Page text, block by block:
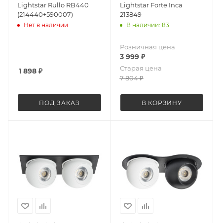
Lightstar Rullo RB440
(214440+590007)
Нет в наличии
1 898 ₽
ПОД ЗАКАЗ
Lightstar Forte Inca
213849
В наличии: 83
Розничная цена
3 999₽
Старая цена
7 804₽
В КОРЗИНУ